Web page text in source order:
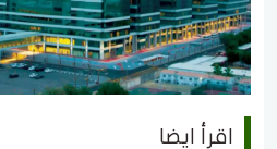
اقرأ ايضا